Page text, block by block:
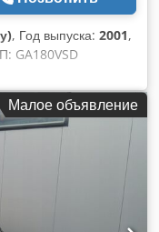
, Год выпуска: 2001,
GA180VSD
2001
(м³/мин):
ОБЩИЕ):
нет
ВОДА):
2 1/2 Djdpfx Agszq
Малое объявление